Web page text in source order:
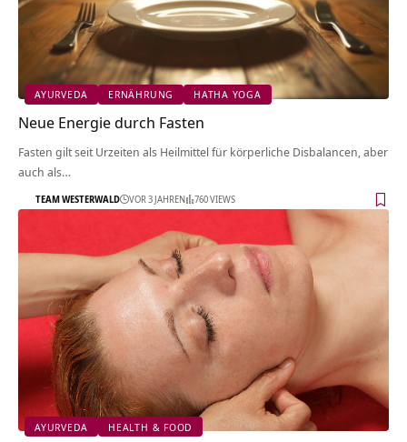
AYURVEDA ERNÄHRUNG HATHA YOGA
Neue Energie durch Fasten
Fasten gilt seit Urzeiten als Heilmittel für körperliche Disbalancen, aber
auch als…
TEAM WESTERWALD VOR 3 JAHREN 760 VIEWS
AYURVEDA HEALTH & FOOD